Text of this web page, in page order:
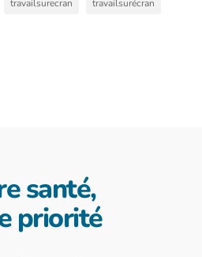
travailsurecran
travailsurécran
santé,
priorité